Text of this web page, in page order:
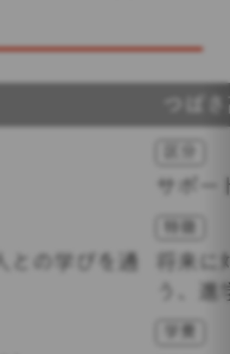
との学びを通
つば
サポー
将来
う、